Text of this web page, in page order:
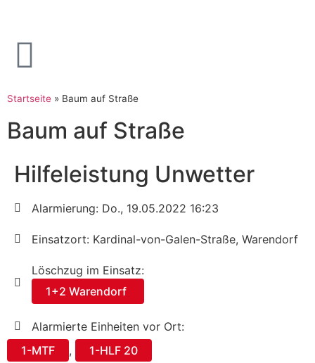
Startseite » Baum auf Straße
Baum auf Straße
Hilfeleistung Unwetter
Alarmierung: Do., 19.05.2022 16:23
Einsatzort: Kardinal-von-Galen-Straße, Warendorf
Löschzug im Einsatz:
1+2 Warendorf
Alarmierte Einheiten vor Ort:
1-MTF
, 1-HLF 20